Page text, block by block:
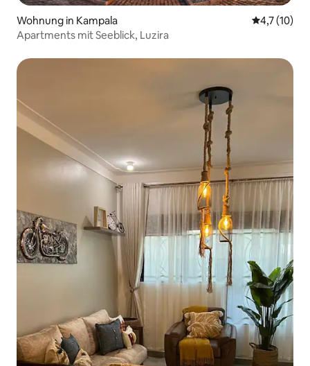
Wohnung in Kampala
4,7 (10)
Apartments mit Seeblick, Luzira